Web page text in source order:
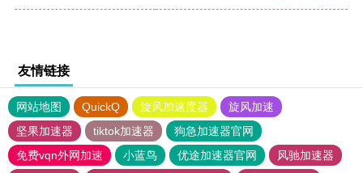
友情链接
网站地图 QuickQ 旋风加速度器
旋风加速
坚果加速器
tiktok加速器
狗急加速器官网
免费vqn外网加速
小蓝鸟 优途加速器官网 风驰加速器